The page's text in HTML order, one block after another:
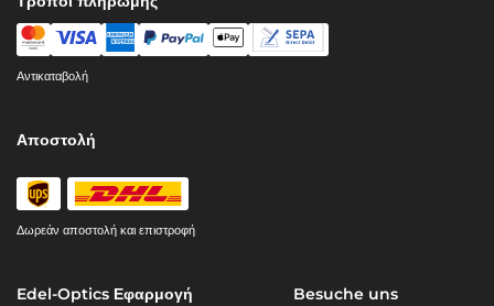
Αντικαταβολή
Αποστολή
Δωρεάν αποστολή και επιστροφή
Edel-Optics Εφαρμογή Besuche uns